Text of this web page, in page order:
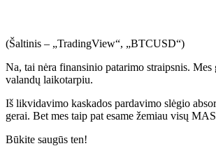
(Šaltinis – „TradingView“, „BTCUSD“)
Na, tai nėra finansinio patarimo straipsnis.
valandų laikotarpiu.
Iš likvidavimo kaskados pardavimo slėgio
gerai. Bet mes taip pat esame žemiau visų
Būkite saugūs ten!